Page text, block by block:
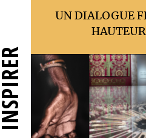
INSPIRER
UN DIALOGUE